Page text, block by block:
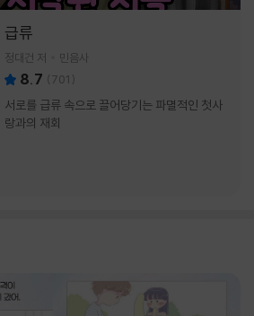
급류
정대건 저 민음사
8.7 (701 )
서로를 급류 속으로 끌어당기는 파멸적인 첫사
랑과의 재회